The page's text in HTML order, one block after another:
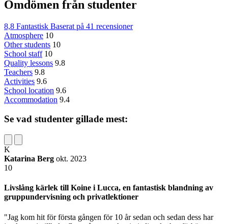
Omdömen från studenter
8,8 Fantastisk Baserat på 41 recensioner
Atmosphere 10
Other students 10
School staff 10
Quality lessons 9.8
Teachers 9.8
Activities 9.6
School location 9.6
Accommodation 9.4
Se vad studenter gillade mest:
K
Katarina Berg okt. 2023
10
Livslång kärlek till Koine i Lucca, en fantastisk blandning av
gruppundervisning och privatlektioner
"Jag kom hit för första gången för 10 år sedan och sedan dess har